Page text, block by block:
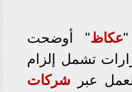
"عكاظ" أوضحت
تشمل إلزام
عبر شركات